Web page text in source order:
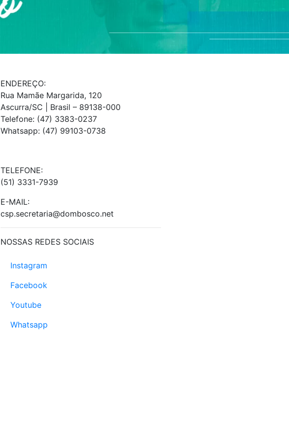
ENDEREÇO:
Rua Mamãe Margarida, 120
Ascurra/SC | Brasil – 89138-000
Telefone: (47) 3383-0237
Whatsapp: (47) 99103-0738
TELEFONE:
(51) 3331-7939
E-MAIL:
csp.secretaria@dombosco.net
NOSSAS REDES SOCIAIS
Instagram
Facebook
Youtube
Whatsapp